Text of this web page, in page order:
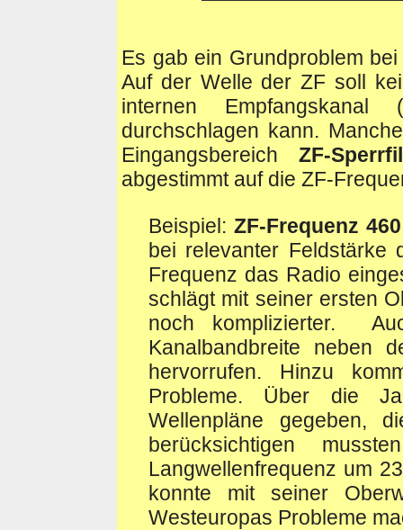
Es gab ein Grundproblem
Auf der Welle der ZF soll
internen
durchschlagen kann.
Eingangsbereich ZF-
abgestimmt auf die ZF-
Beispiel:ZF-Frequenz
bei relevanter Feldstärke
Frequenz das Radio
schlägt mit seiner ersten
noch komplizierter.
Kanalbandbreite neben
hervorrufen. Hinzu
Probleme. Über die
Wellenpläne gegeben,
berücksichtigen
Langwellenfrequenz um
konnte mit seiner
Westeuropas Probleme